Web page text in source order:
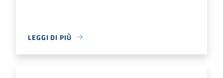
LEGGI DI PIÙ